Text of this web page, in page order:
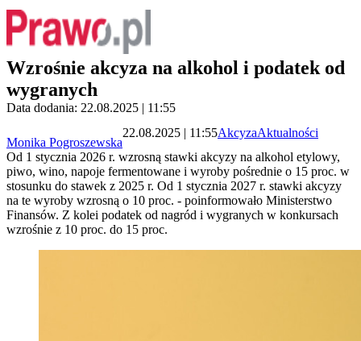
Wzrośnie akcyza na alkohol i podatek od
wygranych
Data dodania: 22.08.2025 | 11:55
Monika Pogroszewska
22.08.2025 | 11:55AkcyzaAktualności
Od 1 stycznia 2026 r. wzrosną stawki akcyzy na alkohol etylowy,
piwo, wino, napoje fermentowane i wyroby pośrednie o 15 proc. w
stosunku do stawek z 2025 r. Od 1 stycznia 2027 r. stawki akcyzy
na te wyroby wzrosną o 10 proc. - poinformowało Ministerstwo
Finansów. Z kolei podatek od nagród i wygranych w konkursach
wzrośnie z 10 proc. do 15 proc.